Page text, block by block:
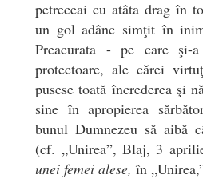
petreceai cu atâta drag în
un gol adânc simţit în
Preacurata - pe care şi-
protectoare, ale cărei
pusese toată încrederea şi
sine în apropierea
bunul Dumnezeu să aibă
(cf. „Unirea”, Blaj, 3
unei femei alese,în